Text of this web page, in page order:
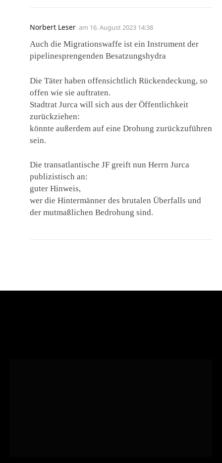
Norbert Leser am 16. August 2023 14:38
Auch die Migrationswaffe ist ein Instrument der
pipelinesprengenden Besatzungshydra
Die Täter haben offensichtlich Rückendeckung, so
offen wie sie auftraten.
Stadtrat Jurca will sich aus der Öffentlichkeit
zurückziehen:
könnte außerdem auf eine Drohung zurückzuführen
sein.
Die transatlantische JF greift nun Herrn Jurca
publizistisch an:
guter Hinweis,
wer die Hintermänner des brutalen Überfalls und
der mutmaßlichen Bedrohung sind.